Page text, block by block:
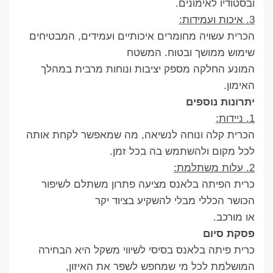
ובסטודיו לאימונים.
3. איכות ועמידות:
הכרית עשויה מחומרים איכותיים ועמידים, המבטיחים
שימוש ממושך ובטוח. המשטח
המונע החלקה מספק יציבות ונוחות מרבית במהלך
האימון.
יתרונות נוספים
1. ניידות:
הכרית קלה ונוחה לנשיאה, מה שמאפשר לקחת אותה
לכל מקום ולהשתמש בה בכל זמן.
2. עלות משתלמת:
כרית הפיתה בלאנס מציעה פתרון משתלם לשיפור
הכושר הכללי מבלי להשקיע בציוד יקר
או מורכב.
פסקת סיום
כרית פיתה בלאנס בסיסי לשיווי משקל היא הבחירה
המושלמת לכל מי שמחפש לשפר את האיזון,